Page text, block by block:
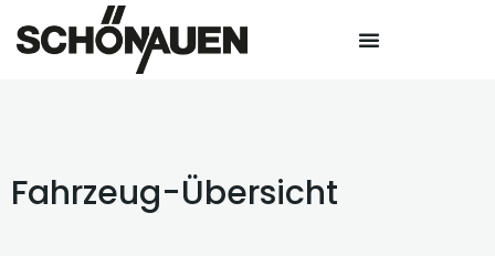
Fahrzeug-Übersicht